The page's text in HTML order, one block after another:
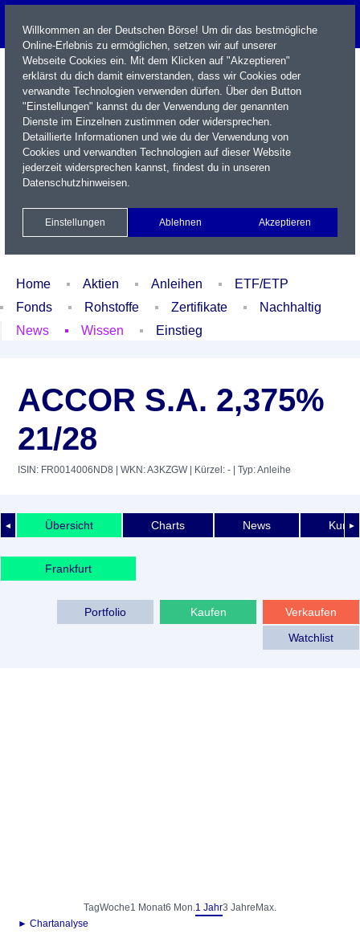
Name / WKN / ISIN / Kürzel
Xetra Realtime
Watchlist Portfolio Login
Home Aktien Anleihen
ETF/ETP
Fonds
Rohstoffe Zertifikate
Nachhaltig
News
Wissen Einstieg
ACCOR S.A. 2,375%
21/28
ISIN: FR0014006ND8 | WKN: A3KZGW| Kürzel: - | Typ: Anleihe
◄ ►
Übersicht Charts News
Frankfurt
Verkaufen
Kaufen
Portfolio
Watchlist
TagWoche1 Monat6 Mon.1 Jahr3 Jahre Max.
► Chartanalyse
Willkommen an der Deutschen Börse! Um dir das bestmögliche
Online-Erlebnis zu ermöglichen, setzen wir auf unserer
Webseite Cookies ein. Mit dem Klicken auf "Akzeptieren"
erklärst du dich damit einverstanden, dass wir Cookies oder
verwandte Technologien verwenden dürfen. Über den Button
"Einstellungen" kannst du der Verwendung der genannten
Dienste im Einzelnen zustimmen oder widersprechen.
Detaillierte Informationen und wie du der Verwendung von
Cookies und verwandten Technologien auf dieser Website
jederzeit widersprechen kannst, findest du in unseren
Datenschutzhinweisen.
Einstellungen Ablehnen Akzeptieren